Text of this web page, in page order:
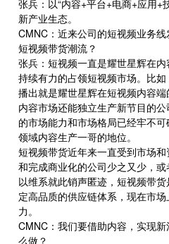
张兵：以“内容+平台+电商+应用+
新产业生态。
CMNC：近来公司的短视频业务
短视频带货潮流？
张兵：短视频一直是耀世星辉在
持续有力的占领短视频市场。比
播出就是耀世星辉在短视频内容
内容市场还能独立生产新节目的
的市场能力和市场格局已经牢不
领域内容生产一哥的地位。
短视频带货近年来一直受到市场
和完成商业化的公司少之又少，
以维系就此销声匿迹，短视频带
定高品质的供应链体系，现在市
力。
CMNC：我们要借助内容，实现
么做？